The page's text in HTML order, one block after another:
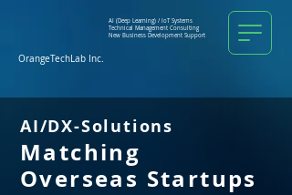
AI (Deep Learning) / IoT Systems
Technical Management Consulting
New Business Development Support
OrangeTechLab Inc.
AI/DX-Solutions
Matching
Overseas Startups